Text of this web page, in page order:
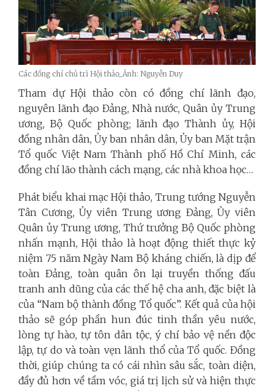
Các đồng chí chủ trì Hội thảo_Ảnh: Nguyễn Duy
Tham dự Hội thảo còn có đồng chí lãnh đạo,
nguyên lãnh đạo Đảng, Nhà nước, Quân ủy Trung
ương, Bộ Quốc phòng; lãnh đạo Thành ủy, Hội
đồng nhân dân, Ủy ban nhân dân, Ủy ban Mặt trận
Tổ quốc Việt Nam Thành phố Hồ Chí Minh, các
đồng chí lão thành cách mạng, các nhà khoa học…
Phát biểu khai mạc Hội thảo, Trung tướng Nguyễn
Tân Cương, Ủy viên Trung ương Đảng, Ủy viên
Quân ủy Trung ương, Thứ trưởng Bộ Quốc phòng
nhấn mạnh, Hội thảo là hoạt động thiết thực kỷ
niệm 75 năm Ngày Nam Bộ kháng chiến, là dịp để
toàn Đảng, toàn quân ôn lại truyền thống đấu
tranh anh dũng của các thế hệ cha anh, đặc biệt là
của “Nam bộ thành đồng Tổ quốc”. Kết quả của hội
thảo sẽ góp phần hun đúc tinh thần yêu nước,
lòng tự hào, tự tôn dân tộc, ý chí bảo vệ nền độc
lập, tự do và toàn vẹn lãnh thổ của Tổ quốc. Đồng
thời, giúp chúng ta có cái nhìn sâu sắc, toàn diện,
đầy đủ hơn về tầm vóc, giá trị lịch sử và hiện thực